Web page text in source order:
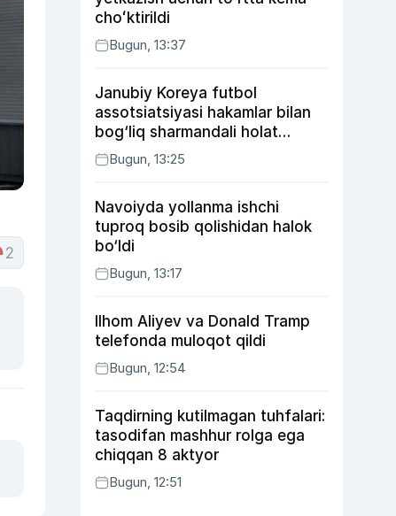
2
choʻktirildi
Bugun, 13:37
Janubiy Koreya futbol
assotsiatsiyasi hakamlar bilan
bog‘liq sharmandali holat
bo‘yicha bayonot berdi
Bugun, 13:25
Navoiyda yollanma ishchi
tuproq bosib qolishidan halok
bo‘ldi
Bugun, 13:17
Ilhom Aliyev va Donald Tramp
telefonda muloqot qildi
Bugun, 12:54
Taqdirning kutilmagan tuhfalari:
tasodifan mashhur rolga ega
chiqqan 8 aktyor
Bugun, 12:51